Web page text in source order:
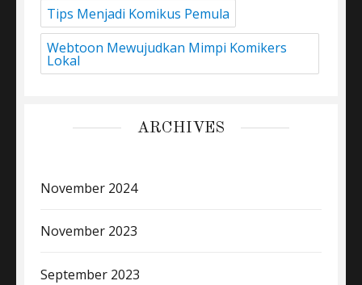
Tips Menjadi Komikus Pemula
Webtoon Mewujudkan Mimpi Komikers
Lokal
ARCHIVES
November 2024
November 2023
September 2023